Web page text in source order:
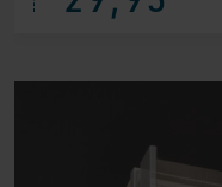
was:
is: